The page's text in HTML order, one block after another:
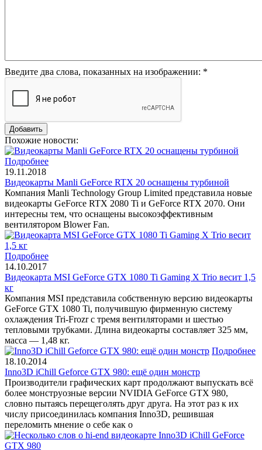
Введите два слова, показанных на изображении: *
Похожие новости:
Подробнее
19.11.2018
Видеокарты Manli GeForce RTX 20 оснащены турбиной
Компания Manli Technology Group Limited представила новые
видеокарты GeForce RTX 2080 Ti и GeForce RTX 2070. Они
интересны тем, что оснащены высокоэффективным
вентилятором Blower Fan.
Подробнее
14.10.2017
Видеокарта MSI GeForce GTX 1080 Ti Gaming X Trio весит 1,5
кг
Компания MSI представила собственную версию видеокарты
GeForce GTX 1080 Ti, получившую фирменную систему
охлаждения Tri-Frozr с тремя вентиляторами и шестью
тепловыми трубками. Длина видеокарты составляет 325 мм,
масса — 1,48 кг.
Подробнее
18.10.2014
Inno3D iChill Geforce GTX 980: ещё один монстр
Производители графических карт продолжают выпускать всё
более монструозные версии NVIDIA GeForce GTX 980,
словно пытаясь перещеголять друг друга. На этот раз к их
числу присоединилась компания Inno3D, решившая
переломить мнение о себе как о